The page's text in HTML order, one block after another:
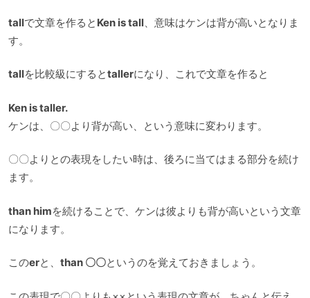
tallで文章を作ると Ken is tall、意味はケンは背が高いとなりま
す。
tallを比較級にするとtallerになり、これで文章を作ると
Ken is taller.
ケンは、〇〇より背が高い、という意味に変わります。
〇〇よりとの表現をしたい時は、後ろに当てはまる部分を続け
ます。
than himを続けることで、ケンは彼よりも背が高いという文章
になります。
このerと、 than 〇〇というのを覚えておきましょう。